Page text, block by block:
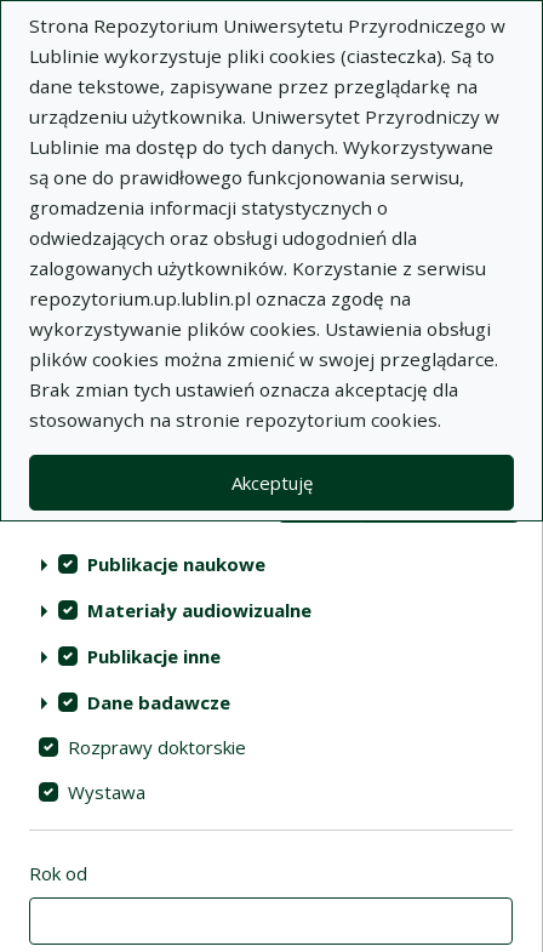
Strona Repozytorium Uniwersytetu Przyrodniczego w
Lublinie wykorzystuje pliki cookies (ciasteczka). Są to
dane tekstowe, zapisywane przez przeglądarkę na
urządzeniu użytkownika. Uniwersytet Przyrodniczy w
Lublinie ma dostęp do tych danych. Wykorzystywane
są one do prawidłowego funkcjonowania serwisu,
gromadzenia informacji statystycznych o
odwiedzających oraz obsługi udogodnień dla
zalogowanych użytkowników. Korzystanie z serwisu
repozytorium.up.lublin.pl oznacza zgodę na
wykorzystywanie plików cookies. Ustawienia obsługi
plików cookies można zmienić w swojej przeglądarce.
Brak zmian tych ustawień oznacza akceptację dla
stosowanych na stronie repozytorium cookies.
Akceptuję
Wyszukaj
Repozytorium Uniwersytetu
Przyrodniczego w Lublinie
Kolekcje
Widok kompaktowy wyników
Filtry wyszukiwania (automatyczne
Akcje na kolekcjach
Kolekcje (automatyczne przeładowanie treści)
Publikacje naukowe
Materiały audiowizualne
Publikacje inne
Dane badawcze
Rozprawy doktorskie
Wystawa
Rok od